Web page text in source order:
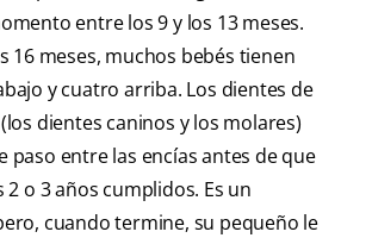
entre los 9 y los 13 meses.
16 meses, muchos bebés tienen
y cuatro arriba. Los dientes de
dientes caninos y los molares)
paso entre las encías antes de que
o 3 años cumplidos. Es un
cuando termine, su pequeño le